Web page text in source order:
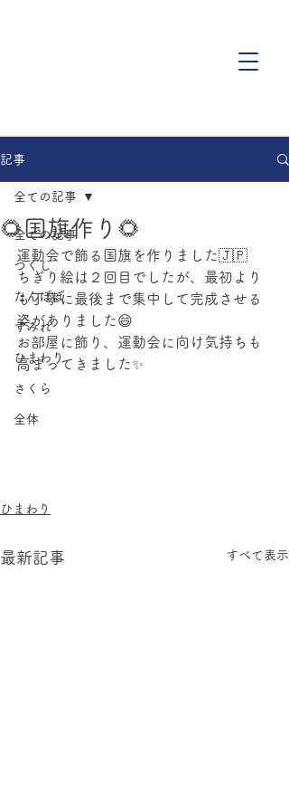
記事
全ての記事
つくし
たんぽぽ
すみれ
ひまわり
さくら
全体
全ての記事
🌻国旗作り🌻
運動会で飾る国旗を作りました🇯🇵
ちぎり絵は２回目でしたが、最初より
も丁寧に最後まで集中して完成させる
姿がありました😄
お部屋に飾り、運動会に向け気持ちも
高まってきました✨
ひまわり
最新記事 すべて表示